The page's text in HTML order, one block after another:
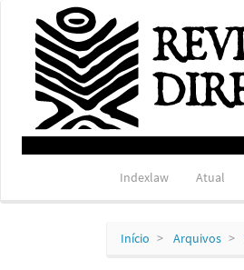
Navegação
Principal
Conteúdo
principal
Barra
Lateral
Indexlaw Atual
Início Arquivos